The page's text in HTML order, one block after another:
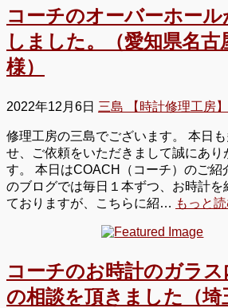
コーチのオーバーホール
しました。（愛知県名古
様）
2022年12月6日 三島 【時計修理工房】
修理工房の三島でございます。 本日
せ、ご依頼をいただきまして誠にあり
す。 本日はCOACH（コーチ）のご紹
のブログでは毎日１本ずつ、お時計を
ておりますが、こちらに紹… もっと
コーチのお時計のガラス
の相談を頂きました（埼